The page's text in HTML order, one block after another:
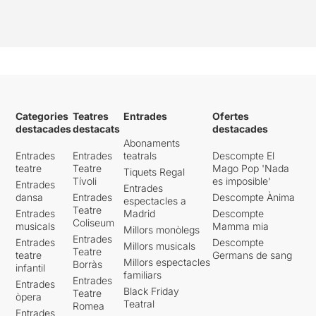
2016 a la recerca d'una
teatralitat pròpia i
contemporània i està
formada per Cristina Cervià,
Mar Casas, Clara Garcés i
Mireia Vallès. Amb aquesta
proposta de
ELS DIES QUE
VINDRAN
volenparlar de
l'esperança en alguna cosa
millorque ha d'arribar a la
nostra existència. Els
personatges femenins de
Txékhov ens remeten a
aquesta il·lusió, a aquesta
Categories
destacades
Entrades
teatre
Entrades
dansa
Entrades
musicals
Entrades
teatre
infantil
Entrades
òpera
Entrades
Teatres
destacats
Entrades
Teatre
Tívoli
Entrades
Teatre
Coliseum
Entrades
Teatre
Borràs
Entrades
Teatre
Romea
Entrades
Abonaments
teatrals
Tiquets Regal
Entrades
espectacles a
Madrid
Millors monòlegs
Millors musicals
Millors espectacles
familiars
Black Friday
Teatral
Ofertes
destacades
Descompte El
Mago Pop 'Nada
es imposible'
Descompte Ànima
Descompte
Mamma mia
Descompte
Germans de sang